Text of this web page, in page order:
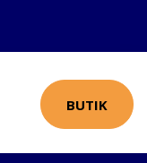
BUTIK